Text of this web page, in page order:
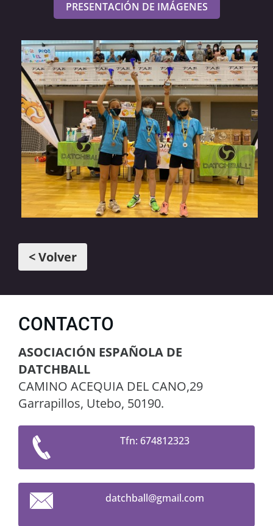
PRESENTACIÓN DE IMÁGENES
< Volver
CONTACTO
ASOCIACIÓN ESPAÑOLA DE
DATCHBALL
CAMINO ACEQUIA DEL CANO,29
Garrapillos, Utebo, 50190.
Tfn: 674812323
datchball@gmail.com